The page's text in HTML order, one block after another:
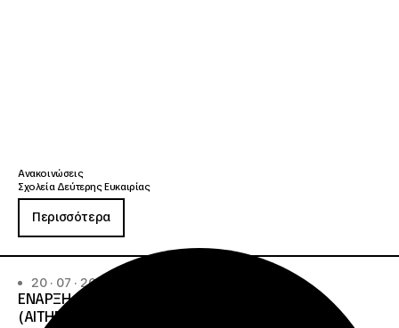
Ανακοινώσεις
Σχολεία Δεύτερης Ευκαιρίας
Περισσότερα
20 · 07 · 2026
ΕΝΑΡΞΗ ΔΙΑΔΙΚΑΣΙΑΣ ΥΠΟΒΟΛΗΣ ΕΝΣΤΑΣΕΩΝ
(ΑΙΤΗΜΑΤΩΝ ΕΠΑΝΕΛΕΓΧΟΥ) ΕΠΙ ΤΩΝ